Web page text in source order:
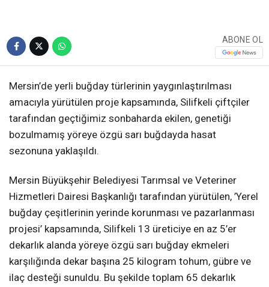
ABONE OL
Mersin’de yerli buğday türlerinin yaygınlaştırılması
amacıyla yürütülen proje kapsamında, Silifkeli çiftçiler
tarafından geçtiğimiz sonbaharda ekilen, genetiği
bozulmamış yöreye özgü sarı buğdayda hasat
sezonuna yaklaşıldı.
Mersin Büyükşehir Belediyesi Tarımsal ve Veteriner
Hizmetleri Dairesi Başkanlığı tarafından yürütülen, ’Yerel
buğday çeşitlerinin yerinde korunması ve pazarlanması
projesi’ kapsamında, Silifkeli 13 üreticiye en az 5’er
dekarlık alanda yöreye özgü sarı buğday ekmeleri
karşılığında dekar başına 25 kilogram tohum, gübre ve
ilaç desteği sunuldu. Bu şekilde toplam 65 dekarlık